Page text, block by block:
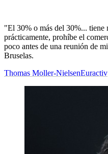
"El 30% o más del 30%... tiene
prácticamente, prohíbe el
poco antes de una reunión de
Bruselas.
Thomas Moller-NielsenEuractiv